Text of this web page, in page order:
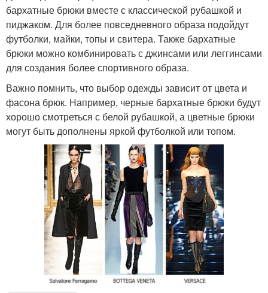
бархатные брюки вместе с классической рубашкой и
пиджаком. Для более повседневного образа подойдут
футболки, майки, топы и свитера. Также бархатные
брюки можно комбинировать с джинсами или леггинсами
для создания более спортивного образа.
Важно помнить, что выбор одежды зависит от цвета и
фасона брюк. Например, черные бархатные брюки будут
хорошо смотреться с белой рубашкой, а цветные брюки
могут быть дополнены яркой футболкой или топом.